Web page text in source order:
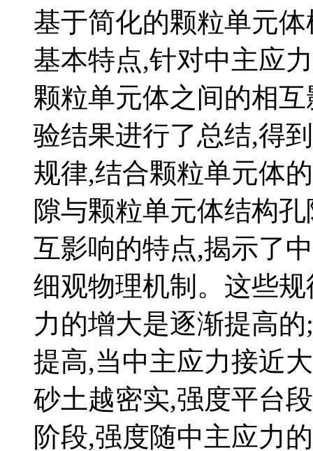
基于简化的颗粒单元
基本特点,针对中主应
颗粒单元体之间的相
验结果进行了总结,得
规律,结合颗粒单元体
隙与颗粒单元体结构
互影响的特点,揭示了
细观物理机制。这些
力的增大是逐渐提高
提高,当中主应力接近
砂土越密实,强度平台
阶段,强度随中主应力